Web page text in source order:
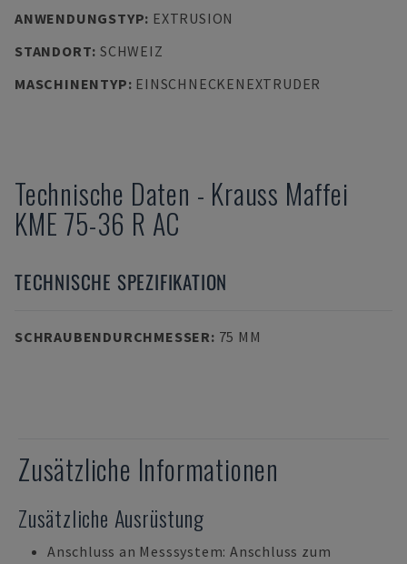
ANWENDUNGSTYP: EXTRUSION
STANDORT: SCHWEIZ
MASCHINENTYP: EINSCHNECKENEXTRUDER
Technische Daten - Krauss Maffei
KME 75-36 R AC
TECHNISCHE SPEZIFIKATION
SCHRAUBENDURCHMESSER: 75 MM
Zusätzliche Informationen
Zusätzliche Ausrüstung
Anschluss an Messsystem: Anschluss zum